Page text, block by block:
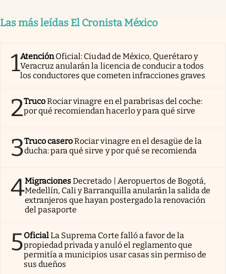
Las más leídas El Cronista México
1AtenciónOficial: Ciudad de México, Querétaro y
Veracruz anularán la licencia de conducir a todos
los conductores que cometen infracciones graves
2TrucoRociar vinagre en el parabrisas del coche:
por qué recomiendan hacerlo y para qué sirve
3Truco caseroRociar vinagre en el desagüe de la
ducha: para qué sirve y por qué se recomienda
4MigracionesDecretado | Aeropuertos de Bogotá,
Medellín, Cali y Barranquilla anularán la salida de
extranjeros que hayan postergado la renovación
del pasaporte
5OficialLa Suprema Corte falló a favor de la
propiedad privada y anuló el reglamento que
permitía a municipios usar casas sin permiso de
sus dueños